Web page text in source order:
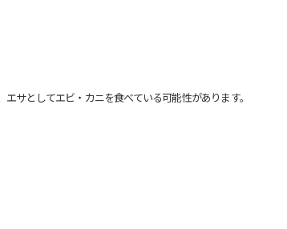
サとしてエビ・カニを食べている可能性があります。